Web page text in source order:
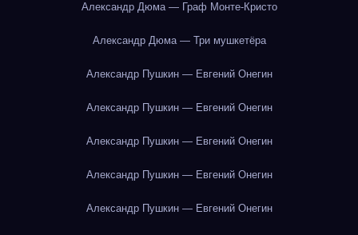
Александр Дюма — Граф Монте-Кристо
Александр Дюма — Три мушкетёра
Александр Пушкин — Евгений Онегин
Александр Пушкин — Евгений Онегин
Александр Пушкин — Евгений Онегин
Александр Пушкин — Евгений Онегин
Александр Пушкин — Евгений Онегин